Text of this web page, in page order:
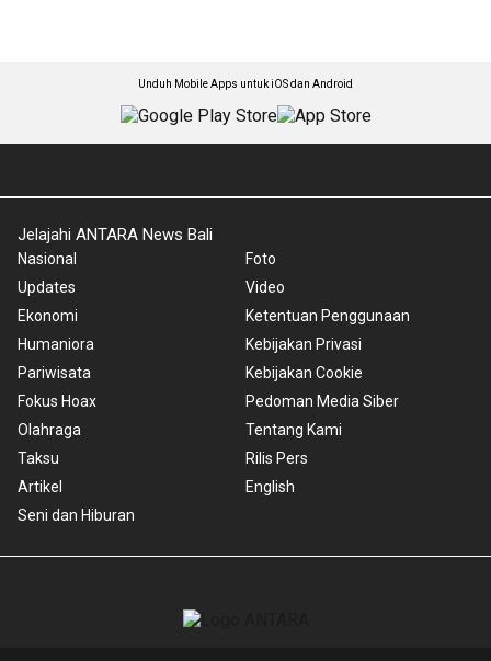
Unduh Mobile Apps untuk iOS dan Android
Jelajahi ANTARA News Bali
Nasional
Updates
Ekonomi
Humaniora
Pariwisata
Fokus Hoax
Olahraga
Taksu
Artikel
Seni dan Hiburan
Foto
Video
Ketentuan Penggunaan
Kebijakan Privasi
Kebijakan Cookie
Pedoman Media Siber
Tentang Kami
Rilis Pers
English